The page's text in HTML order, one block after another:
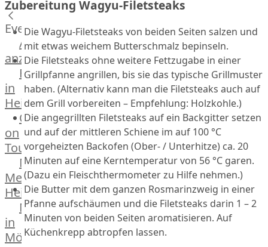
Küchenhelfer
Grillgeräte
Beefer®
Gasgrills
Big
Green
Egg
Grill
Nesmuk
Berkel
Dry
Aging
Schrank
Bücher
Poster
Events
Alle
anzeigen
Fleischkompetenz
in
Heinsberg
OTTO
on
Tour
Männer
Metzger
Heinsberg
Markthalle
in
Mönchengladbach
Zubereitung Wagyu-Filetsteaks
Die Wagyu-Filetsteaks von beiden Seiten salzen und
mit etwas weichem Butterschmalz bepinseln.
Die Filetsteaks ohne weitere Fettzugabe in einer
Grillpfanne angrillen, bis sie das typische Grillmuster
haben. (Alternativ kann man die Filetsteaks auch auf
dem Grill vorbereiten – Empfehlung: Holzkohle.)
Die angegrillten Filetsteaks auf ein Backgitter setzen
und auf der mittleren Schiene im auf 100 °C
vorgeheizten Backofen (Ober- / Unterhitze) ca. 20
Minuten auf eine Kerntemperatur von 56 °C garen.
(Dazu ein Fleischthermometer zu Hilfe nehmen.)
Die Butter mit dem ganzen Rosmarinzweig in einer
Pfanne aufschäumen und die Filetsteaks darin 1 – 2
Minuten von beiden Seiten aromatisieren. Auf
Küchenkrepp abtropfen lassen.